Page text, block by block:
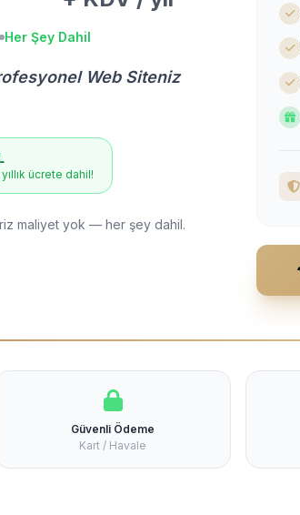
Her Şey Dahil
Web Siteniz
ücrete dahil!
maliyet yok — her şey dahil.
Güvenli Ödeme
Kart / Havale